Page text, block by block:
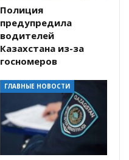
Полиция
предупредила
водителей
Казахстана из-за
госномеров
ГЛАВНЫЕ НОВОСТИ